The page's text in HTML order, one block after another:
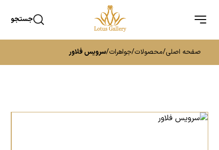
جستجو
صفحه اصلی/محصولات/جواهرات/سرویس فلاور